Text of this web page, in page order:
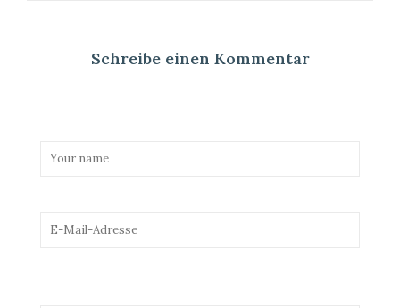
Schreibe einen Kommentar